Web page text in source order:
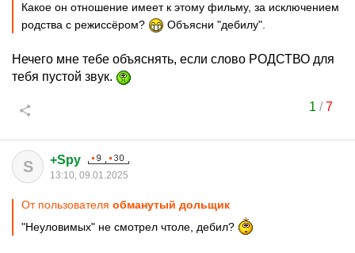
Какое он отношение имеет к этому фильму, за исключением
родства с режиссёром?
Объясни "дебилу".
Нечего мне тебе объяснять, если слово РОДСТВО для
тебя пустой звук.
1 /7
S +Spy
13:10, 09.01.2025
От пользователя обманутый дольщик
"Неуловимых" не смотрел чтоле, дебил?